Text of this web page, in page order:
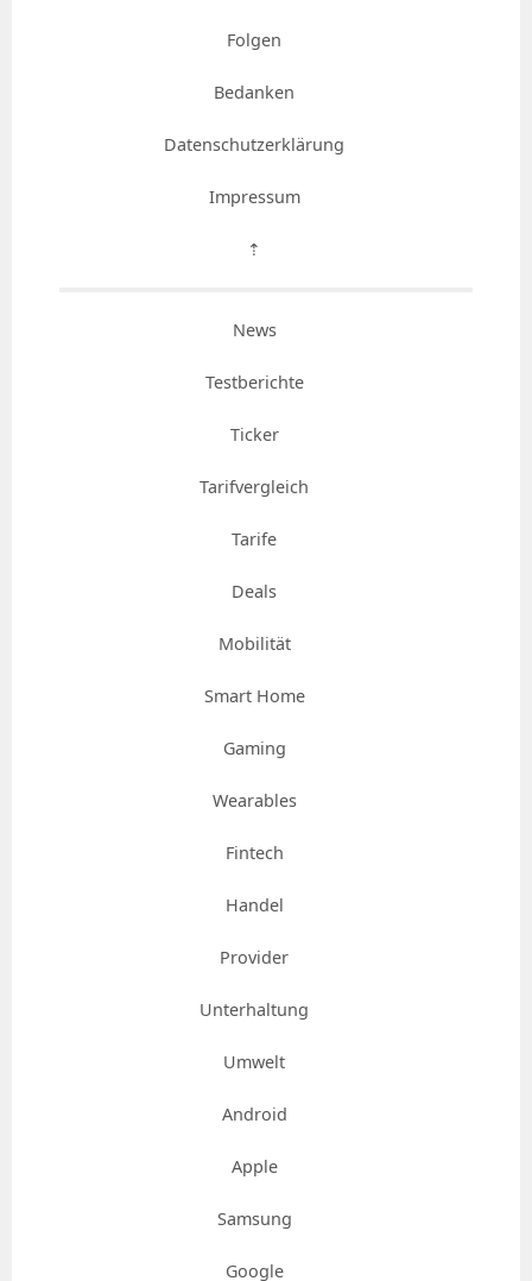
Folgen
Bedanken
Datenschutzerklärung
Impressum
⇡
News
Testberichte
Ticker
Tarifvergleich
Tarife
Deals
Mobilität
Smart Home
Gaming
Wearables
Fintech
Handel
Provider
Unterhaltung
Umwelt
Android
Apple
Samsung
Google